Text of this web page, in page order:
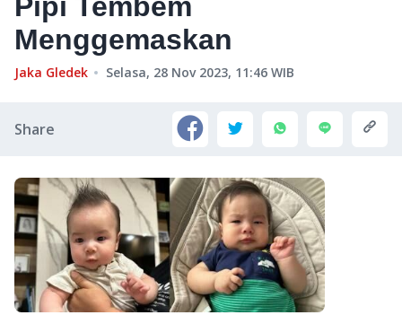
Menggemaskan
Jaka Gledek Selasa, 28 Nov 2023, 11:46 WIB
Share